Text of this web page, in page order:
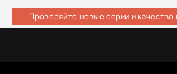
Проверяйте новые серии и качество